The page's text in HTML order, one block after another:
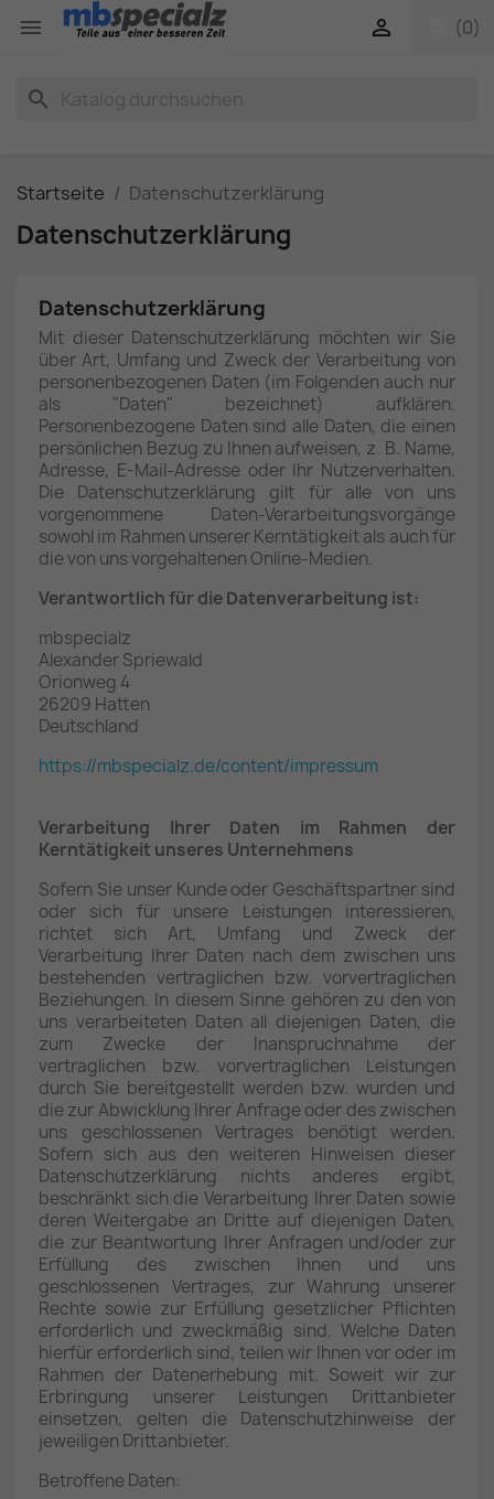
 (0)

search
Startseite Datenschutzerklärung
Datenschutzerklärung
Datenschutzerklärung
Mit dieser Datenschutzerklärung möchten wir Sie
über Art, Umfang und Zweck der Verarbeitung von
personenbezogenen Daten (im Folgenden auch nur
als "Daten" bezeichnet) aufklären.
Personenbezogene Daten sind alle Daten, die einen
persönlichen Bezug zu Ihnen aufweisen, z. B. Name,
Adresse, E-Mail-Adresse oder Ihr Nutzerverhalten.
Die Datenschutzerklärung gilt für alle von uns
vorgenommene Daten-Verarbeitungsvorgänge
sowohl im Rahmen unserer Kerntätigkeit als auch für
die von uns vorgehaltenen Online-Medien.
Verantwortlich für die Datenverarbeitung ist:
mbspecialz
Alexander Spriewald
Orionweg 4
26209 Hatten
Deutschland
https://mbspecialz.de/content/impressum
Verarbeitung Ihrer Daten im Rahmen der
Kerntätigkeit unseres Unternehmens
Sofern Sie unser Kunde oder Geschäftspartner sind
oder sich für unsere Leistungen interessieren,
richtet sich Art, Umfang und Zweck der
Verarbeitung Ihrer Daten nach dem zwischen uns
bestehenden vertraglichen bzw. vorvertraglichen
Beziehungen. In diesem Sinne gehören zu den von
uns verarbeiteten Daten all diejenigen Daten, die
zum Zwecke der Inanspruchnahme der
vertraglichen bzw. vorvertraglichen Leistungen
durch Sie bereitgestellt werden bzw. wurden und
die zur Abwicklung Ihrer Anfrage oder des zwischen
uns geschlossenen Vertrages benötigt werden.
Sofern sich aus den weiteren Hinweisen dieser
Datenschutzerklärung nichts anderes ergibt,
beschränkt sich die Verarbeitung Ihrer Daten sowie
deren Weitergabe an Dritte auf diejenigen Daten,
die zur Beantwortung Ihrer Anfragen und/oder zur
Erfüllung des zwischen Ihnen und uns
geschlossenen Vertrages, zur Wahrung unserer
Rechte sowie zur Erfüllung gesetzlicher Pflichten
erforderlich und zweckmäßig sind. Welche Daten
hierfür erforderlich sind, teilen wir Ihnen vor oder im
Rahmen der Datenerhebung mit. Soweit wir zur
Erbringung unserer Leistungen Drittanbieter
einsetzen, gelten die Datenschutzhinweise der
jeweiligen Drittanbieter.
Betroffene Daten: